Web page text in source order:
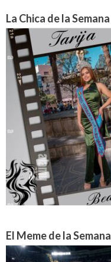
La Chica de la Semana
El Meme de la Semana